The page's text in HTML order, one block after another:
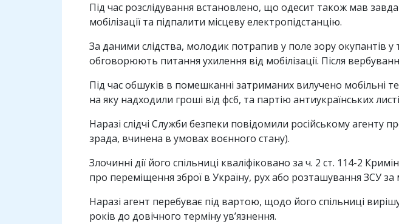
Під час розслідування встановлено, що одесит також мав
мобілізації та підпалити місцеву електропідстанцію.
За даними слідства, молодик потрапив у поле зору окупантів
обговорюють питання ухилення від мобілізації. Після
Під час обшуків в помешканні затриманих вилучено мобільні
на яку надходили гроші від фсб, та партію антиукраїнських
Наразі слідчі Служби безпеки повідомили російському агенту
зрада, вчинена в умовах воєнного стану).
Злочинні дії його спільниці кваліфіковано за ч. 2 ст. 114-2
про переміщення зброї в Україну, рух або розташування ЗСУ за
Наразі агент перебуває під вартою, щодо його спільниці
років до довічного терміну ув’язнення.